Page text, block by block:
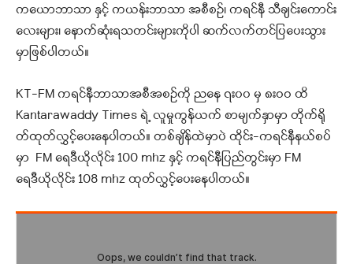
ကယောဘာသာ နှင့် ကယန်းဘာသာ အစီစဉ်၊ ကရင်နီ သီချင်းကောင်း
လေးများ၊ နောက်ဆုံးရသတင်းများကိုပါ ဆက်လက်တင်ပြပေးသွား
မှာဖြစ်ပါတယ်။
KT-FM ကရင်နီဘာသာအစီအစဉ်ကို ညနေ ၇း၀၀ မှ ၈းဝဝ ထိ
Kantarawaddy Times ရဲ့ လူမှုကွန်ယက် စာမျက်နှာမှာ တိုက်ရို
တ်ထုတ်လွှင့်ပေးနေပါတယ်။ တစ်ချိန်ထဲမှာပဲ ထိုင်း-ကရင်နီနယ်စပ်
မှာ FM ရေဒီယိုလိုင်း 100 mhz နှင့် ကရင်နီပြည်တွင်းမှာ FM
ရေဒီယိုလိုင်း 108 mhz ထုတ်လွှင့်ပေးနေပါတယ်။